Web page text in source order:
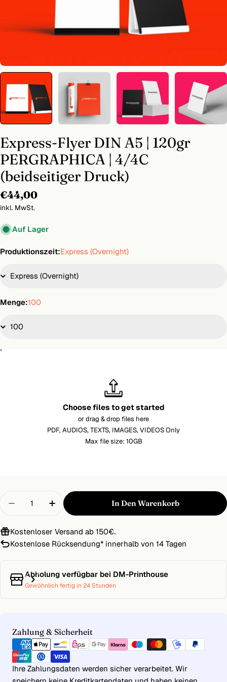
Express-Flyer DIN A5 | 120gr
PERGRAPHICA | 4/4C
(beidseitiger Druck)
Regulärer
Preis
€44,00
inkl. MwSt.
Auf Lager
Produktionszeit:Express (Overnight)
Menge:100
Choose files to get started
or drag & drop files here
PDF, AUDIOS, TEXTS, IMAGES, VIDEOS Only
Max file size: 10GB
Menge Für Express-Flyer DIN A5 | 120gr
Menge Für Express-Flyer DIN A5 |
In Den Warenkorb
Kostenloser Versand ab 150€.
Kostenlose Rücksendung* innerhalb von 14 Tagen
Abholung verfügbar bei DM-Printhouse
Gewöhnlich fertig in 24 Stunden
Zahlung & Sicherheit
Zahlungsmethoden
Ihre Zahlungsdaten werden sicher verarbeitet. Wir